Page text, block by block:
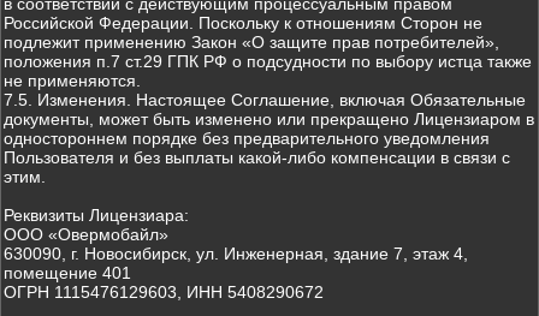
Российской Федерации. Поскольку к отношениям Сторон не
подлежит применению Закон «О защите прав потребителей»,
положения п.7 ст.29 ГПК РФ о подсудности по выбору истца также
не применяются.
7.5. Изменения. Настоящее Соглашение, включая Обязательные
документы, может быть изменено или прекращено Лицензиаром в
одностороннем порядке без предварительного уведомления
Пользователя и без выплаты какой-либо компенсации в связи с
этим.
Реквизиты Лицензиара:
ООО «Овермобайл»
630090, г. Новосибирск, ул. Инженерная, здание 7, этаж 4,
помещение 401
ОГРН 1115476129603, ИНН 5408290672